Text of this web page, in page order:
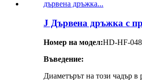
J Дървена дръжка с
Номер на модел:HD-HF-048
Въведение:
Диаметърът на този чадър в